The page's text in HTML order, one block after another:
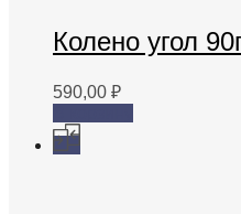
Колено угол
590,00 ₽